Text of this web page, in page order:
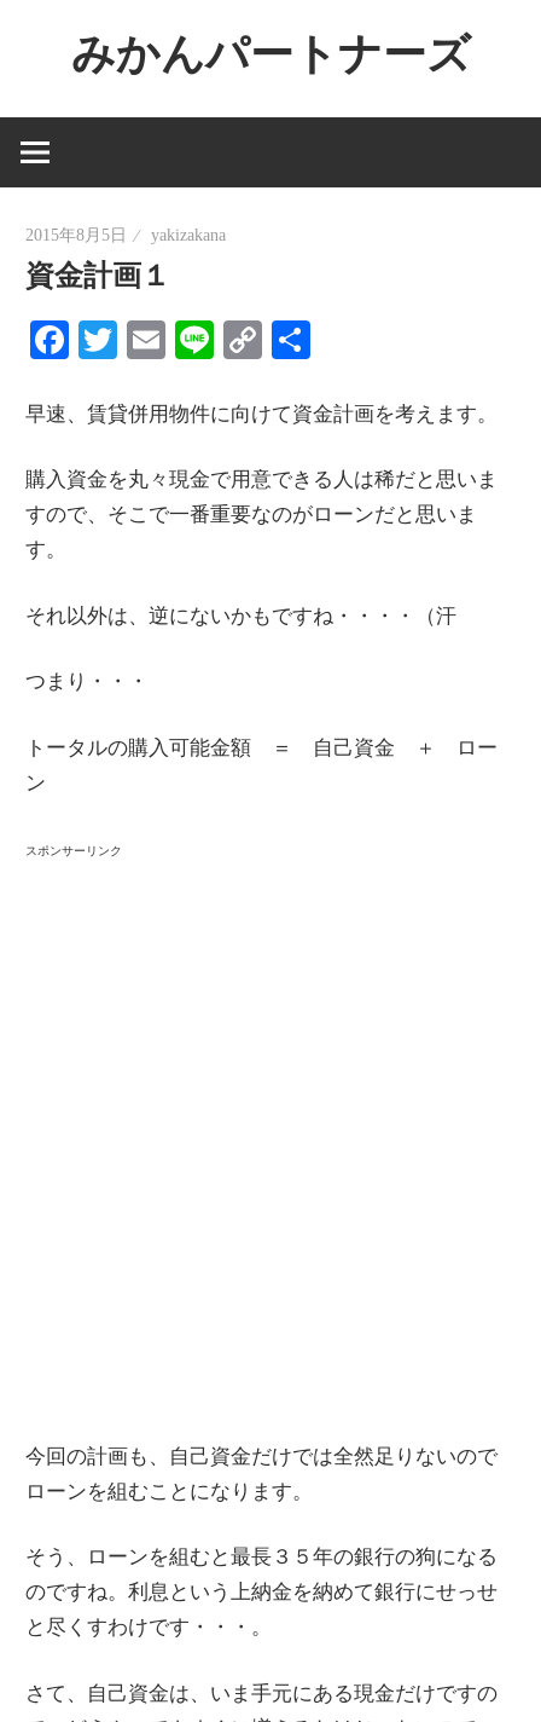
ン
へ
みかんパートナーズ
ー
ジ
ン
ル
で
役
立
な
い
情
を
界
へ
発
2015年8月5日 yakizakana
資金計画１
Facebook
Twitter
EmailLineCopy
早速、賃貸併用物件に向けて資金計画を考えます。
購入資金を丸々現金で用意できる人は稀だと思いま
すので、そこで一番重要なのがローンだと思いま
す。
それ以外は、逆にないかもですね・・・・（汗
つまり・・・
トータルの購入可能金額 ＝ 自己資金 ＋ ロー
ン
スポンサーリンク
今回の計画も、自己資金だけでは全然足りないので
ローンを組むことになります。
そう、ローンを組むと最長３５年の銀行の狗になる
のですね。利息という上納金を納めて銀行にせっせ
と尽くすわけです・・・。
さて、自己資金は、いま手元にある現金だけですの